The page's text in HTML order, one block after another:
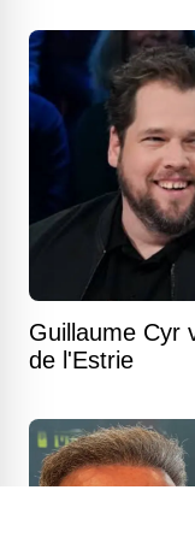
Guillaume Cyr
de l'Estrie